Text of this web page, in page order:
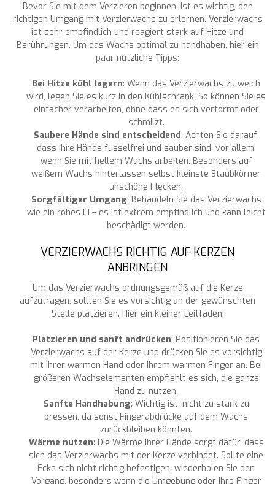
Bevor Sie mit dem Verzieren beginnen, ist es wichtig, den
richtigen Umgang mit Verzierwachs zu erlernen. Verzierwachs
ist sehr empfindlich und reagiert stark auf Hitze und
Berührungen. Um das Wachs optimal zu handhaben, hier ein
paar nützliche Tipps:
Bei Hitze kühl lagern: Wenn das Verzierwachs zu weich
wird, legen Sie es kurz in den Kühlschrank. So können Sie es
einfacher verarbeiten, ohne dass es sich verformt oder
schmilzt.
Saubere Hände sind entscheidend: Achten Sie darauf,
dass Ihre Hände fusselfrei und sauber sind, vor allem,
wenn Sie mit hellem Wachs arbeiten. Besonders auf
weißem Wachs hinterlassen selbst kleinste Staubkörner
unschöne Flecken.
Sorgfältiger Umgang: Behandeln Sie das Verzierwachs
wie ein rohes Ei – es ist extrem empfindlich und kann leicht
beschädigt werden.
VERZIERWACHS RICHTIG AUF KERZEN
ANBRINGEN
Um das Verzierwachs ordnungsgemäß auf die Kerze
aufzutragen, sollten Sie es vorsichtig an der gewünschten
Stelle platzieren. Hier ein kleiner Leitfaden:
Platzieren und sanft andrücken: Positionieren Sie das
Verzierwachs auf der Kerze und drücken Sie es vorsichtig
mit Ihrer warmen Hand oder Ihrem warmen Finger an. Bei
größeren Wachselementen empfiehlt es sich, die ganze
Hand zu nutzen.
Sanfte Handhabung: Wichtig ist, nicht zu stark zu
pressen, da sonst Fingerabdrücke auf dem Wachs
zurückbleiben könnten.
Wärme nutzen: Die Wärme Ihrer Hände sorgt dafür, dass
sich das Verzierwachs mit der Kerze verbindet. Sollte eine
Ecke sich nicht richtig befestigen, wiederholen Sie den
Vorgang, besonders wenn die Umgebung oder Ihre Finger